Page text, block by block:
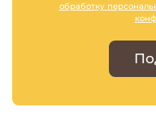
обработку